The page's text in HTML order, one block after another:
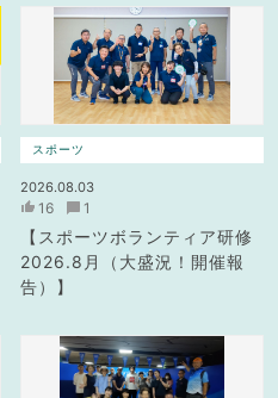
スポーツ
2026.08.03
16 1
【スポーツボランティア研修
2026.8月（大盛況！開催報
告）】